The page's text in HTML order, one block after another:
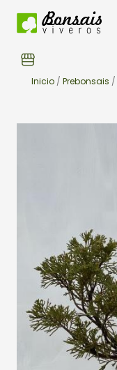
Inicio / Prebonsais /